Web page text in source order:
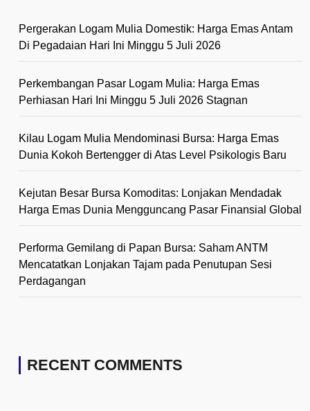
Pergerakan Logam Mulia Domestik: Harga Emas Antam
Di Pegadaian Hari Ini Minggu 5 Juli 2026
Perkembangan Pasar Logam Mulia: Harga Emas
Perhiasan Hari Ini Minggu 5 Juli 2026 Stagnan
Kilau Logam Mulia Mendominasi Bursa: Harga Emas
Dunia Kokoh Bertengger di Atas Level Psikologis Baru
Kejutan Besar Bursa Komoditas: Lonjakan Mendadak
Harga Emas Dunia Mengguncang Pasar Finansial Global
Performa Gemilang di Papan Bursa: Saham ANTM
Mencatatkan Lonjakan Tajam pada Penutupan Sesi
Perdagangan
RECENT COMMENTS